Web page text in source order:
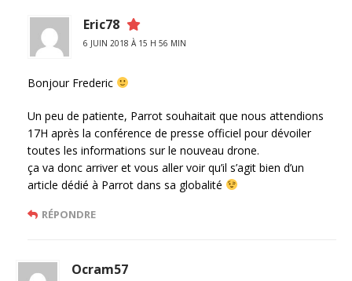
Eric78
6 JUIN 2018 À 15 H 56 MIN
Bonjour Frederic
Un peu de patiente, Parrot souhaitait que nous attendions
17H après la conférence de presse officiel pour dévoiler
toutes les informations sur le nouveau drone.
ça va donc arriver et vous aller voir qu’il s’agit bien d’un
article dédié à Parrot dans sa globalité
RÉPONDRE
Ocram57